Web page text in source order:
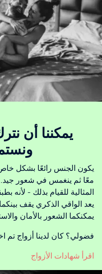
يمكننا أن
يكون الجنس رائعًا بشكل
المثالية للقيام بذلك - لأنه
يعد الواقي الذكري يقف
يمكنكما الشعور بالأمان
فضولي؟ كان لدينا أزواج تم
اقرأ شهادات الأزواج